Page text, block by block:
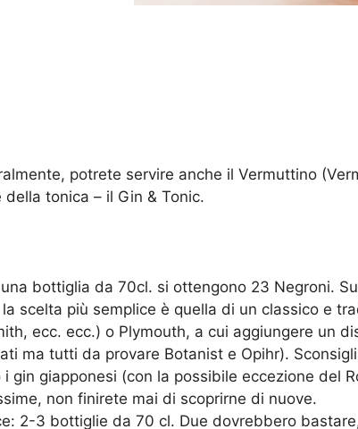
potrete servire anche il Vermuttino
tonica – il Gin & Tonic.
bottiglia da 70cl. si ottengono 23 Negroni.
scelta più semplice è quella di un classico e
ecc. ecc.) o Plymouth, a cui aggiungere un
ma tutti da provare Botanist e Opihr).
i gin giapponesi (con la possibile eccezione
non finirete mai di scoprirne di nuove.
2-3 bottiglie da 70 cl. Due dovrebbero